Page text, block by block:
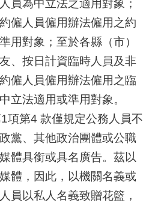
員為中立法之適用對象；
僱人員僱用辦法僱用之約
用對象；至於各縣（市）
、按日計資臨時人員及非
僱人員僱用辦法僱用之臨
立法適用或準用對象。
項第4 款僅規定公務人員不
黨、其他政治團體或公職
體具銜或具名廣告。茲以
體，因此，以機關名義或
員以私人名義致贈花籃，